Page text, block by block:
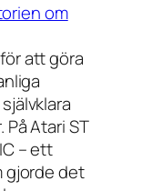
om
att göra
Atari ST
– ett
gjorde det